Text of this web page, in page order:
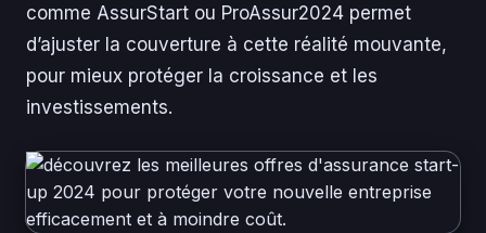
comme AssurStart ou ProAssur2024 permet
d’ajuster la couverture à cette réalité mouvante,
pour mieux protéger la croissance et les
investissements.